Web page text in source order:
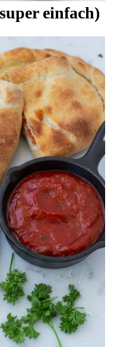
einfach)